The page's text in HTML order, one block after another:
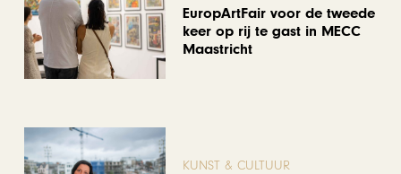
EuropArtFair voor de tweede
keer op rij te gast in MECC
Maastricht
KUNST & CULTUUR